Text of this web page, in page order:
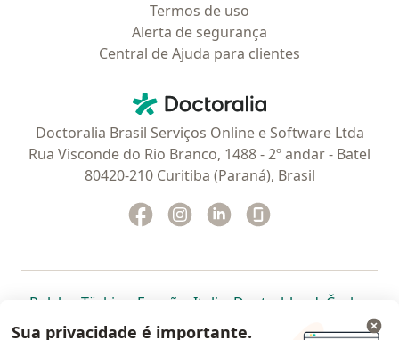
Termos de uso
Alerta de segurança
Central de Ajuda para clientes
Doctoralia - Homepage
Doctoralia Brasil Serviços Online e Software Ltda
Rua Visconde do Rio Branco, 1488 - 2º andar - Batel
80420-210 Curitiba (Paraná), Brasil
Facebook
abre num novo separador
Instagram
abre num novo separador
Linkedin
abre num novo
Polska abre num novo separador
Türkiye abre num novo separador
España abre num novo separador
Italia abre num novo
Deutschlandabre num
Česko
Portugal abre num novo separador
, México abre num novo separador
, abre num novo separador
Brasil abre num novoabre num
abre
Sua privacidade é importante.